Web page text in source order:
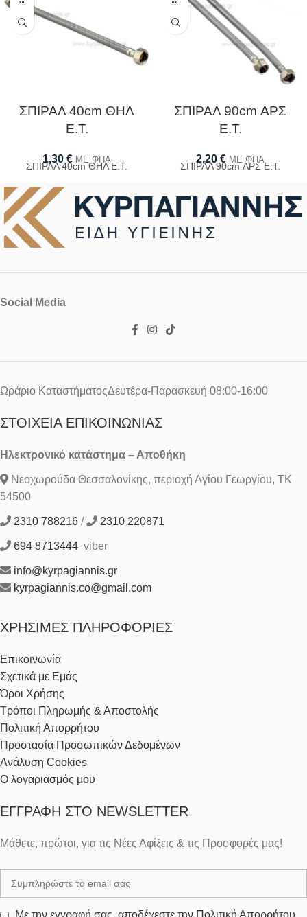
ΣΠΙΡΑΛ 40cm ΘΗΛ
Ε.Τ.
1,30 € ΜΕ ΦΠΑ
ΣΠΙΡΑΛ 40cm ΘΗΛ Ε.Τ.
ΣΠΙΡΑΛ 90cm ΑΡΣ
Ε.Τ.
2,20 € ΜΕ ΦΠΑ
ΣΠΙΡΑΛ 90cm ΑΡΣ Ε.Τ.
Social Media
Ωράριο ΚαταστήματοςΔευτέρα-Παρασκευή 08:00-16:00
ΣΤΟΙΧΕΊΑ ΕΠΙΚΟΙΝΩΝΊΑΣ
Ηλεκτρονικό κατάστημα – Αποθήκη
Νεοχωρούδα Θεσσαλονίκης, περιοχή Αγίου Γεωργίου, ΤΚ
54500
2310 788216 / 2310 220871
694 8713444 viber
info@kyrpagiannis.gr
kyrpagiannis.co@gmail.com
ΧΡΉΣΙΜΕΣ ΠΛΗΡΟΦΟΡΊΕΣ
Επικοινωνία
Σχετικά με Εμάς
Όροι Χρήσης
Τρόποι Πληρωμής & Αποστολής
Πολιτική Απορρήτου
Προστασία Προσωπικών Δεδομένων
Ανάλυση Cookies
Ο λογαριασμός μου
ΕΓΓΡΑΦΉ ΣΤΟ NEWSLETTER
Μάθετε, πρώτοι, για τις Νέες Αφίξεις & τις Προσφορές μας!